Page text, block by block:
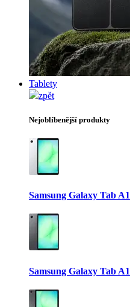
Tablety
zpět
Nejoblíbenější produkty
Samsung Galaxy Tab
Samsung Galaxy Tab